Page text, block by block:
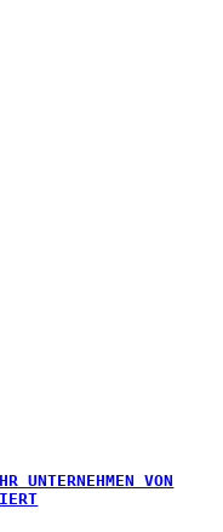
UNTERNEHMEN VON